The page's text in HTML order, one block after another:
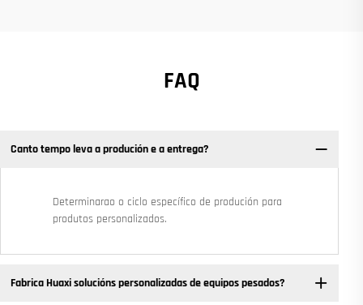
FAQ
Canto tempo leva a produción e a entrega?
Determinarao o ciclo específico de produción para
produtos personalizados.
Fabrica Huaxi solucións personalizadas de equipos pesados? ​